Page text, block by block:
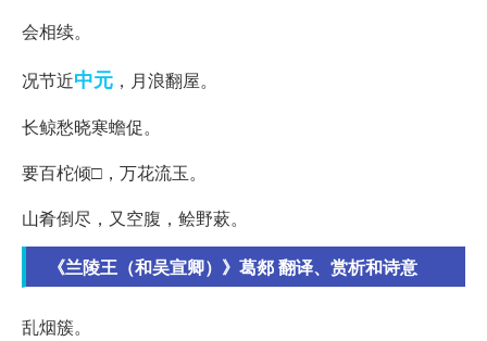
会相续。
况节近中元 ，月浪翻屋。
长鲸愁晓寒蟾促。
要百柁倾□，万花流玉。
山肴倒尽，又空腹，鲙野蔌。
《兰陵王（和吴宣卿）》葛郯 翻译、赏析和诗意
乱烟簇。